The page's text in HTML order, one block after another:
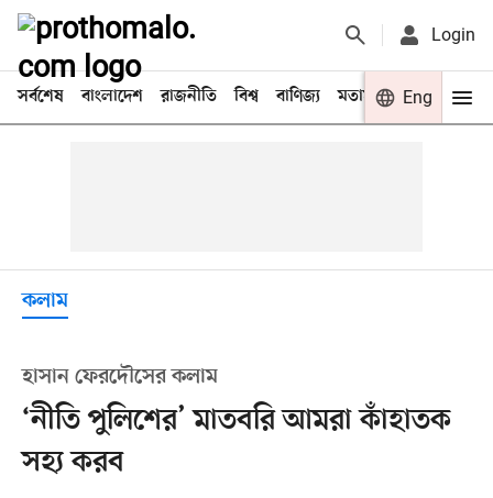
Login
সর্বশেষ বাংলাদেশ রাজনীতি বিশ্ব বাণিজ্য মতামত খেলা
Eng
কলাম
হাসান ফেরদৌসের কলাম
‘নীতি পুলিশের’ মাতবরি আমরা কাঁহাতক
সহ্য করব